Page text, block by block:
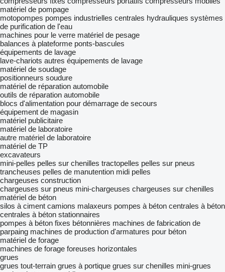
matériel de pompage
motopompes pompes industrielles centrales hydrauliques systèmes
de purification de l'eau
machines pour le verre matériel de pesage
balances à plateforme ponts-bascules
équipements de lavage
lave-chariots autres équipements de lavage
matériel de soudage
positionneurs soudure
matériel de réparation automobile
outils de réparation automobile
blocs d'alimentation pour démarrage de secours
équipement de magasin
matériel publicitaire
matériel de laboratoire
autre matériel de laboratoire
matériel de TP
excavateurs
mini-pelles pelles sur chenilles tractopelles pelles sur pneus
trancheuses pelles de manutention midi pelles
chargeuses construction
chargeuses sur pneus mini-chargeuses chargeuses sur chenilles
matériel de béton
silos à ciment camions malaxeurs pompes à béton centrales à béton
centrales à béton stationnaires
pompes à béton fixes bétonnières machines de fabrication de
parpaing machines de production d'armatures pour béton
matériel de forage
machines de forage foreuses horizontales
grues
grues tout-terrain grues à portique grues sur chenilles mini-grues